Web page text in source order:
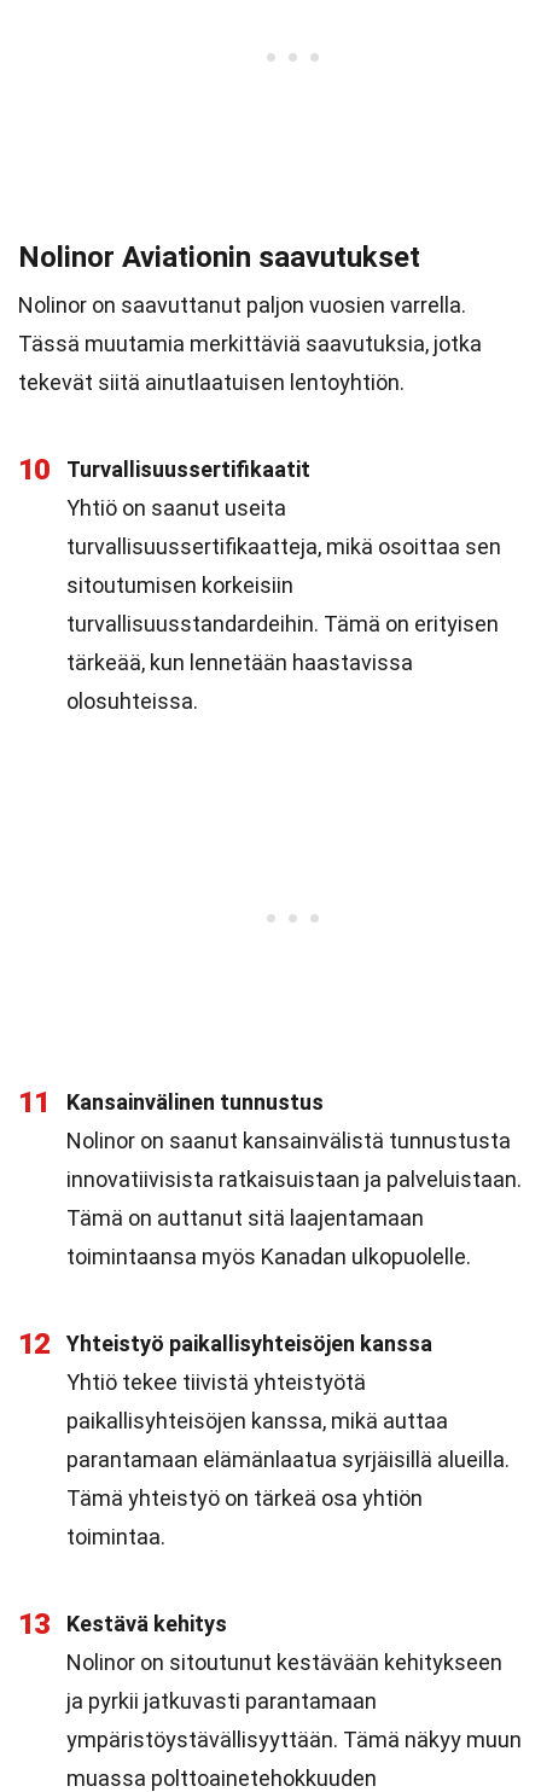
Nolinor Aviationin saavutukset
Nolinor on saavuttanut paljon vuosien varrella.
Tässä muutamia merkittäviä saavutuksia, jotka
tekevät siitä ainutlaatuisen lentoyhtiön.
10
Turvallisuussertifikaatit
Yhtiö on saanut useita
turvallisuussertifikaatteja, mikä osoittaa sen
sitoutumisen korkeisiin
turvallisuusstandardeihin. Tämä on erityisen
tärkeää, kun lennetään haastavissa
olosuhteissa.
11
Kansainvälinen tunnustus
Nolinor on saanut kansainvälistä tunnustusta
innovatiivisista ratkaisuistaan ja palveluistaan.
Tämä on auttanut sitä laajentamaan
toimintaansa myös Kanadan ulkopuolelle.
12
Yhteistyö paikallisyhteisöjen kanssa
Yhtiö tekee tiivistä yhteistyötä
paikallisyhteisöjen kanssa, mikä auttaa
parantamaan elämänlaatua syrjäisillä alueilla.
Tämä yhteistyö on tärkeä osa yhtiön
toimintaa.
13
Kestävä kehitys
Nolinor on sitoutunut kestävään kehitykseen
ja pyrkii jatkuvasti parantamaan
ympäristöystävällisyyttään. Tämä näkyy muun
muassa polttoainetehokkuuden